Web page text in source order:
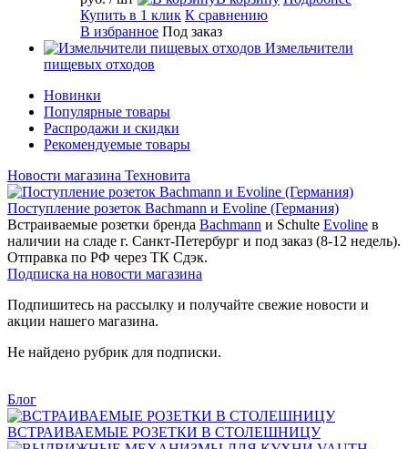
Купить в 1 клик К сравнению
В избранное Под заказ
Измельчители
пищевых отходов
Новинки
Популярные товары
Распродажи и скидки
Рекомендуемые товары
Новости магазина Техновита
Поступление розеток Bachmann и Evoline (Германия)
Встраиваемые розетки бренда Bachmann и Schulte Evoline в
наличии на сладе г. Санкт-Петербург и под заказ (8-12 недель).
Отправка по РФ через ТК Сдэк.
Подписка на новости магазина
Подпишитесь на рассылку и получайте свежие новости и
акции нашего магазина.
Не найдено рубрик для подписки.
Блог
ВСТРАИВАЕМЫЕ РОЗЕТКИ В СТОЛЕШНИЦУ